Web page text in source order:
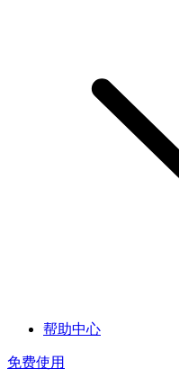
帮助中心
免费使用